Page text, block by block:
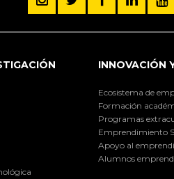
INNOVACIÓN
Ecosistema de
Formación
Programas
Emprendimiento
Apoyo al
Alumnos